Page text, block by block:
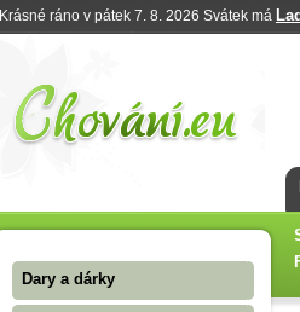
Krásné ráno v pátek 7. 8. 2026 Svátek má
Dary a dárky